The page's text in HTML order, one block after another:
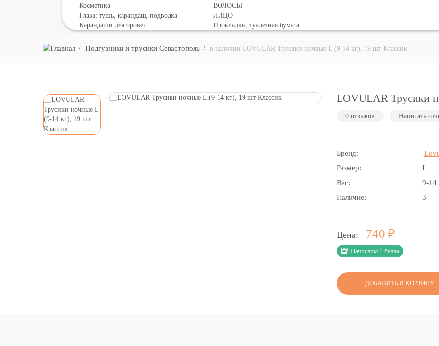
Косметика
Глаза: тушь, карандаш, подводка
Карандаши для бровей
ВОЛОСЫ
ЛИЦО
Прокладки, туалетная бумага
Подгузники и трусики Севастополь в наличии LOVULAR Трусики ночные L (9-14 кг), 19 шт Классик
LOVULAR Трусики
0 отзывов Написать
Бренд:
Размер:
L
Вес:
9-14
Наличие:
3
Цена: 740
Начислим 1 балла
ДОБАВИТЬ В КОРЗИНУ